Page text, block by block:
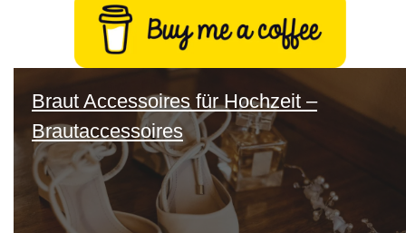
Braut Accessoires für Hochzeit –
Brautaccessoires